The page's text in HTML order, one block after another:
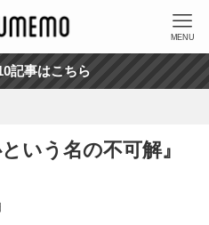
MENU
記事はこちら
いう名の不可解』